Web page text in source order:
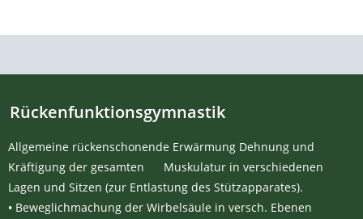
Rückenfunktionsgymnastik
Allgemeine rückenschonende Erwärmung Dehnung und
Kräftigung der gesamten Muskulatur in verschiedenen
Lagen und Sitzen (zur Entlastung des Stützapparates).
• Beweglichmachung der Wirbelsäule in versch. Ebenen